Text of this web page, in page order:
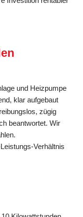
und Heizpumpe
klar aufgebaut
zügig
beantwortet. Wir
Verhältnis